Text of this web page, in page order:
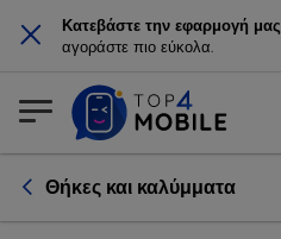
× Κατεβάστε την εφαρμογή μας
αγοράστε πιο εύκολα.
Θήκες και καλύμματα